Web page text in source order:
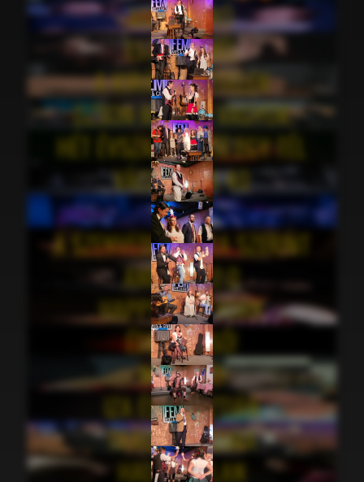
MICIMACKÓ
ESTI KORNÉL
A KIRÁLY MEZTELEN
DZSON MEKLÉN VAGYOK
HÉT ÉVSZAK, KÖZTE EGY TÉL
VÁCI UTCZA 40
FÉM
A SZENVEDÉLY LOLA SZERINT
ANNUSKA2.0
HAPPY NEW YORK
ÉDES DEZSŐ!
WEEKEND
IZA ÉS KRISZTIÁN
TRÁGÁRKOCSMA
HALHATATLAN